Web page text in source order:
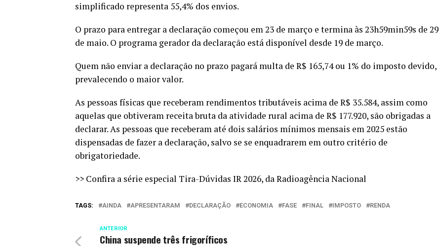
simplificado representa 55,4% dos envios.
O prazo para entregar a declaração começou em 23 de março e termina às 23h59min59s de 29
de maio. O programa gerador da declaração está disponível desde 19 de março.
Quem não enviar a declaração no prazo pagará multa de R$ 165,74 ou 1% do imposto devido,
prevalecendo o maior valor.
As pessoas físicas que receberam rendimentos tributáveis acima de R$ 35.584, assim como
aquelas que obtiveram receita bruta da atividade rural acima de R$ 177.920, são obrigadas a
declarar. As pessoas que receberam até dois salários mínimos mensais em 2025 estão
dispensadas de fazer a declaração, salvo se se enquadrarem em outro critério de
obrigatoriedade.
>> Confira a série especial Tira-Dúvidas IR 2026, da Radioagência Nacional
TAGS: AINDA APRESENTARAM DECLARAÇÃO ECONOMIA FASE FINAL IMPOSTO RENDA
ANTERIOR
China suspende três frigoríficos